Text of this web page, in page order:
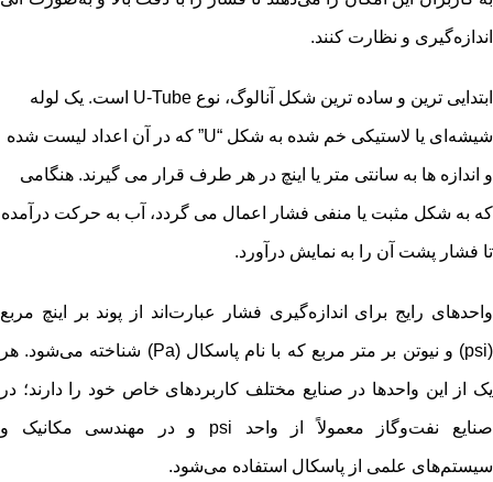
اندازه‌گیری و نظارت کنند.
ابتدایی ترین و ساده ترین شکل آنالوگ، نوع U-Tube است. یک لوله
شیشه‌ای یا لاستیکی خم شده به شکل “U” که در آن اعداد لیست شده
و اندازه ها به سانتی متر یا اینچ در هر طرف قرار می گیرند. هنگامی
که به شکل مثبت یا منفی فشار اعمال می گردد، آب به حرکت درآمده
تا فشار پشت آن را به نمایش درآورد.
واحدهای رایج برای اندازه‌گیری فشار عبارت‌اند از پوند بر اینچ مربع
(psi) و نیوتن بر متر مربع که با نام پاسکال (Pa) شناخته می‌شود. هر
یک از این واحدها در صنایع مختلف کاربردهای خاص خود را دارند؛ در
صنایع نفت‌وگاز معمولاً از واحد psi و در مهندسی مکانیک و
سیستم‌های علمی از پاسکال استفاده می‌شود.